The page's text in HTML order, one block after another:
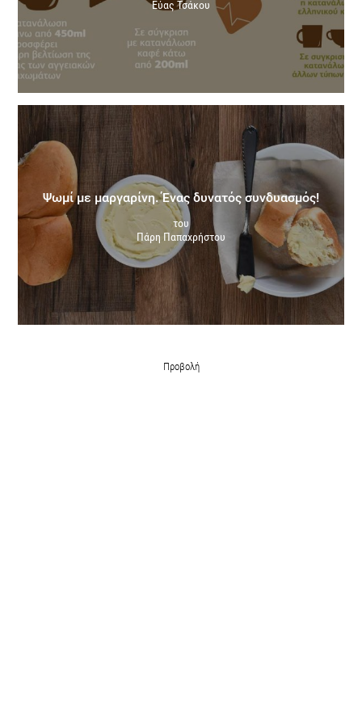
Εύας Τσάκου
Ψωμί με μαργαρίνη. Ένας δυνατός συνδυασμός!
του
Πάρη Παπαχρήστου
Προβολή